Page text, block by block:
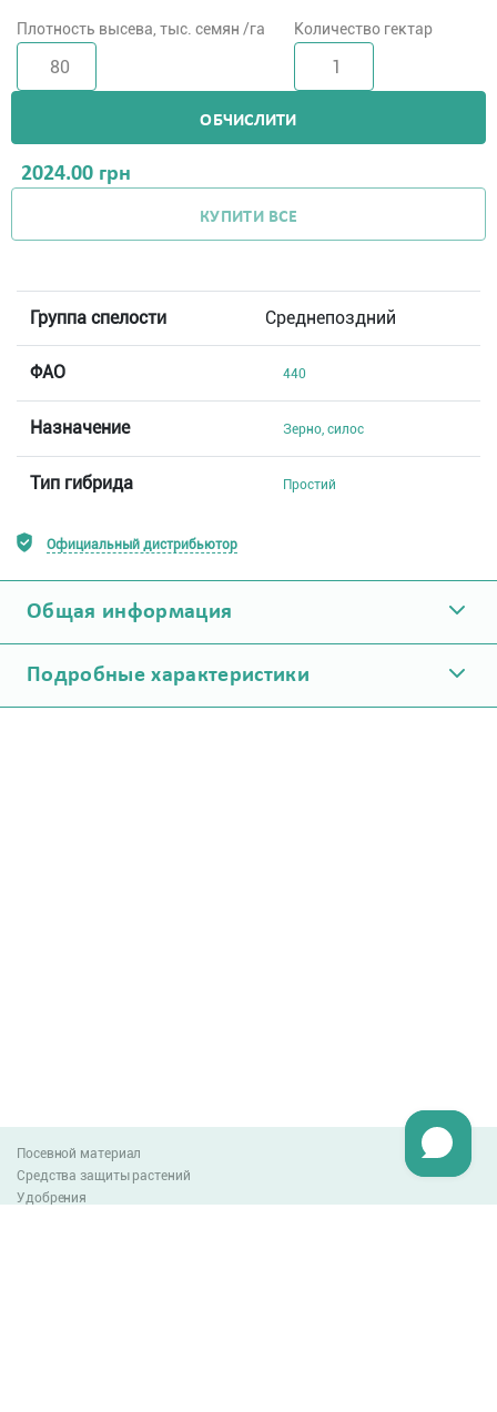
Плотность высева, тыс. семян /га Количество гектар
ОБЧИСЛИТИ
2024.00 грн
КУПИТИ ВСЕ
Группа спелости Среднепоздний
ФАО 440
Назначение Зерно, силос
Тип гибрида Простий
Официальный дистрибьютор
Общая информация
Подробные характеристики
Посевной материал
Средства защиты растений
Удобрения